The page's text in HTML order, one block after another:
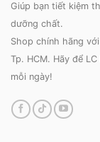
Giúp bạn tiết kiệm
dưỡng chất.
Shop chính hãng
Tp. HCM. Hãy để
mỗi ngày!